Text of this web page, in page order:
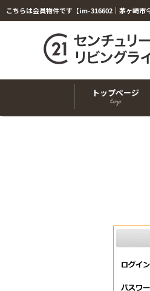
トップページ